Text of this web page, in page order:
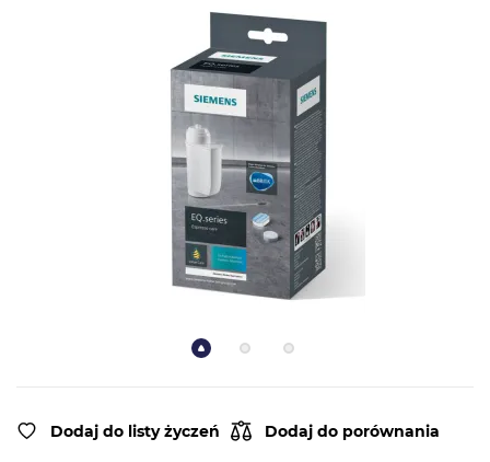
Dodaj do listy życzeń Dodaj do porównania